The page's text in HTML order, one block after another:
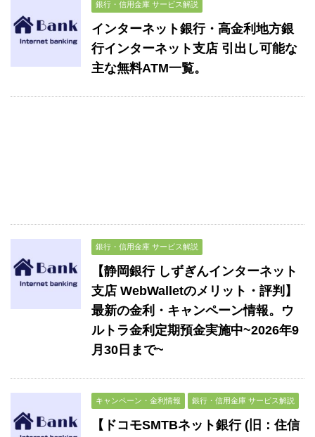
銀行・信用金庫 サービス解説
インターネット銀行・高金利地方銀
行インターネット支店 引出し可能な
主な無料ATM一覧。
銀行・信用金庫 サービス解説
【静岡銀行 しずぎんインターネット
支店 WebWalletのメリット・評判】
最新の金利・キャンペーン情報。ウ
ルトラ金利定期預金実施中~2026年9
月30日まで~
キャンペーン・金利情報 銀行・信用金庫 サービス解説
【ドコモSMTBネット銀行 (旧：住信